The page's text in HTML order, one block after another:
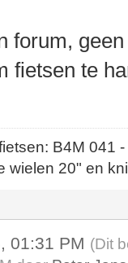
forum,
fietsen te
B4M
wielen 20" en
01:31 PM (Dit